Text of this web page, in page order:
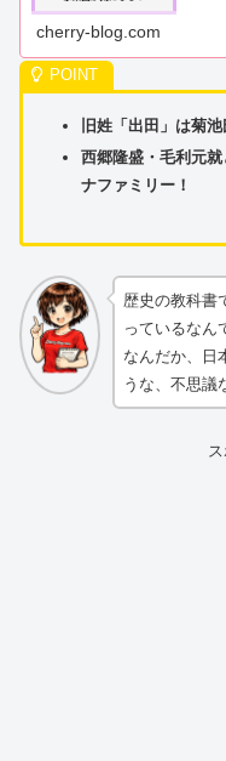
cherry-blog.com
旧姓「出田」は菊池
西郷隆盛・毛利元
ナファミリー！
歴史の教科書
っているなん
なんだか、日
うな、不思議